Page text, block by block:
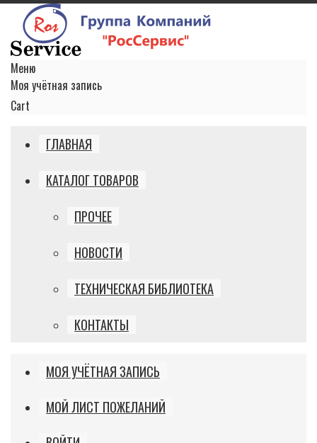
Меню
Моя учётная запись
Cart
ГЛАВНАЯ
КАТАЛОГ ТОВАРОВ
ПРОЧЕЕ
НОВОСТИ
ТЕХНИЧЕСКАЯ БИБЛИОТЕКА
КОНТАКТЫ
МОЯ УЧЁТНАЯ ЗАПИСЬ
МОЙ ЛИСТ ПОЖЕЛАНИЙ